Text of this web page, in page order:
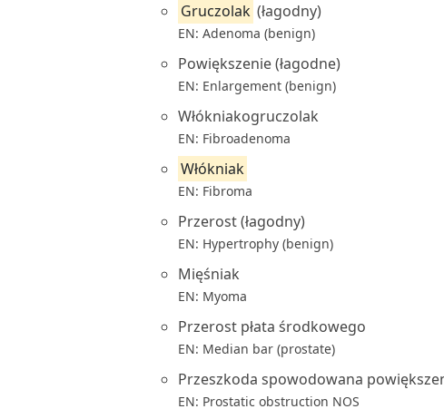
Gruczolak (łagodny)
EN: Adenoma (benign)
Powiększenie (łagodne)
EN: Enlargement (benign)
Włókniakogruczolak
EN: Fibroadenoma
Włókniak
EN: Fibroma
Przerost (łagodny)
EN: Hypertrophy (benign)
Mięśniak
EN: Myoma
Przerost płata środkowego
EN: Median bar (prostate)
Przeszkoda spowodowana
EN: Prostatic obstruction NOS